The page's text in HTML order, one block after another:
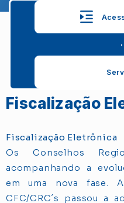
Fiscalização
Fiscalização Eletrônica
Os Conselhos
acompanhando a
em uma nova fase.
CFC/CRC´s passou a